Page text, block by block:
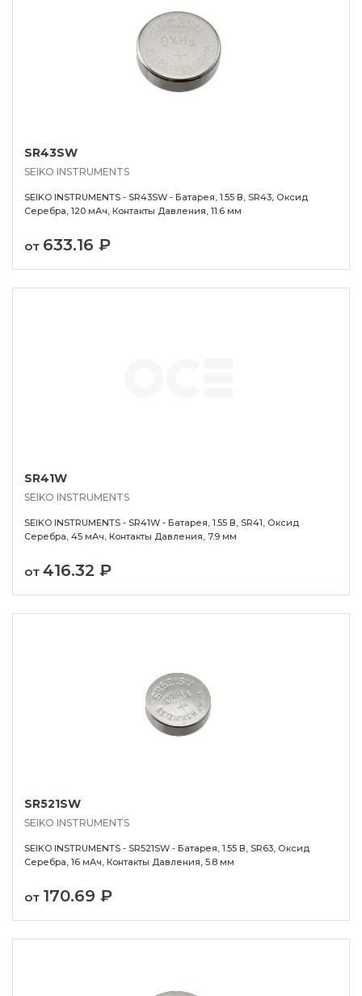
SR43SW
SEIKO INSTRUMENTS
SEIKO INSTRUMENTS - SR43SW - Батарея, 1.55 В, SR43, Оксид
Серебра, 120 мАч, Контакты Давления, 11.6 мм
от 633.16 ₽
SR41W
SEIKO INSTRUMENTS
SEIKO INSTRUMENTS - SR41W - Батарея, 1.55 В, SR41, Оксид
Серебра, 45 мАч, Контакты Давления, 7.9 мм
от 416.32 ₽
SR521SW
SEIKO INSTRUMENTS
SEIKO INSTRUMENTS - SR521SW - Батарея, 1.55 В, SR63, Оксид
Серебра, 16 мАч, Контакты Давления, 5.8 мм
от 170.69 ₽